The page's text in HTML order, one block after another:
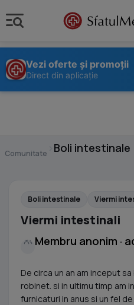
Vezi oferte și promoții
Direct din aplicație
Comunitate Boli intestinale
Boli intestinale Viermi
Viermi intestinali
Membru anonim ·
De circa un an am inceput
robinet. si in ultimu timp am
furnicaturi in anus si un fel